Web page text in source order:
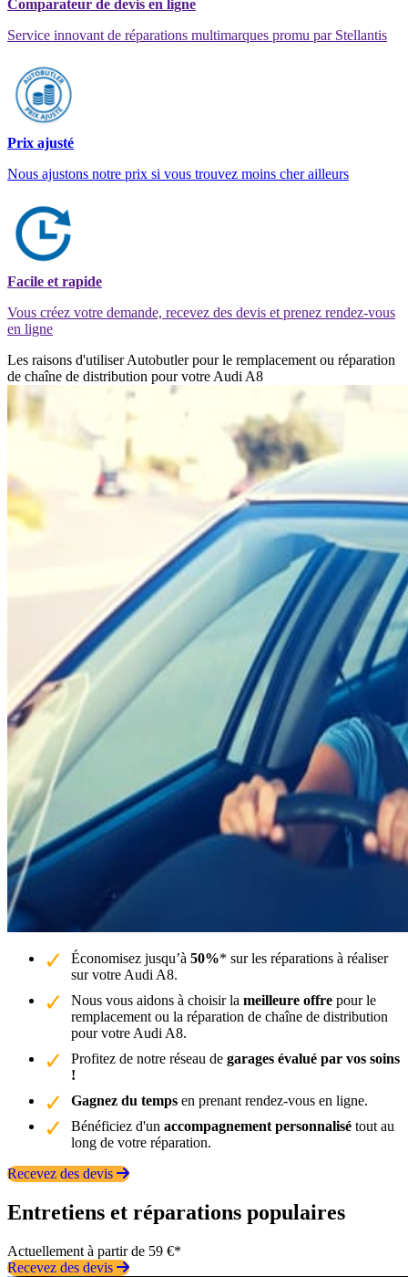
Comparateur de devis en ligne
Service innovant de réparations multimarques promu par Stellantis
Prix ajusté
Nous ajustons notre prix si vous trouvez moins cher ailleurs
Facile et rapide
Vous créez votre demande, recevez des devis et prenez rendez-vous
en ligne
Les raisons d'utiliser Autobutler pour le remplacement ou réparation
de chaîne de distribution pour votre Audi A8
Économisez jusqu’à 50%* sur les réparations à réaliser
sur votre Audi A8.
Nous vous aidons à choisir la meilleure offre pour le
remplacement ou la réparation de chaîne de distribution
pour votre Audi A8.
Profitez de notre réseau de garages évalué par vos soins
!
Gagnez du temps en prenant rendez-vous en ligne.
Bénéficiez d'un accompagnement personnalisé tout au
long de votre réparation.
Recevez des devis
Entretiens et réparations populaires
Actuellement à partir de 59 €*
Recevez des devis